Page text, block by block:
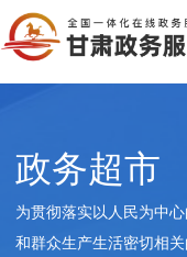
政务超市
为贯彻落实以人民为中
和群众生产生活密切相